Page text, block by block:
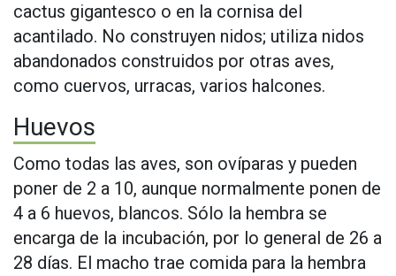
cactus gigantesco o en la cornisa del
acantilado. No construyen nidos; utiliza nidos
abandonados construidos por otras aves,
como cuervos, urracas, varios halcones.
Huevos
Como todas las aves, son ovíparas y pueden
poner de 2 a 10, aunque normalmente ponen de
4 a 6 huevos, blancos. Sólo la hembra se
encarga de la incubación, por lo general de 26 a
28 días. El macho trae comida para la hembra